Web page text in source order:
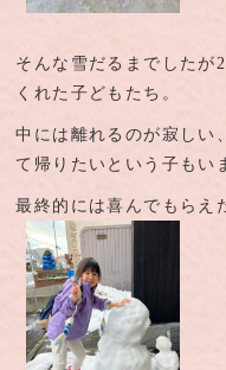
そんな雪だるまでしたが
くれた子どもたち。
中には離れるのが寂しい
て帰りたいという子もい
最終的には喜んでもらえ